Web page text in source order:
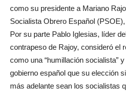
como su presidente a Mariano
Socialista Obrero Español
Por su parte Pablo Iglesias, líder
contrapeso de Rajoy, consideró el
como una “humillación socialista”
gobierno español que su elección
más adelante sean los socialistas